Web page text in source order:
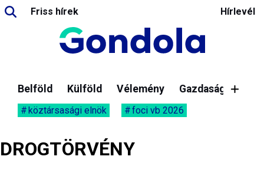
Friss hírek Hírlevél
Belföld Külföld Vélemény Gazdaság
köztársasági elnök foci vb 2026
DROGTÖRVÉNY